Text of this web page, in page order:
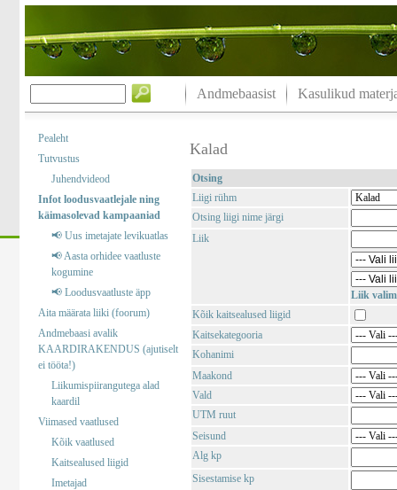
Andmebaasist Kasulikud
Pealeht
Tutvustus
Juhendvideod
Infot loodusvaatlejale ning
käimasolevad kampaaniad
📢 Uus imetajate levikuatlas
📢 Aasta orhidee vaatluste
kogumine
📢 Loodusvaatluste äpp
Aita määrata liiki (foorum)
Andmebaasi avalik
KAARDIRAKENDUS (ajutiselt
ei tööta!)
Liikumispiirangutega alad
kaardil
Viimased vaatlused
Kõik vaatlused
Kaitsealused liigid
Imetajad
Kalad
Otsing
Liigi rühm
Otsing liigi nime järgi
Liik
Liik
Kõik kaitsealused liigid
Kaitsekategooria
Kohanimi
Maakond
Vald
UTM ruut
Seisund
Alg kp
Sisestamise kp